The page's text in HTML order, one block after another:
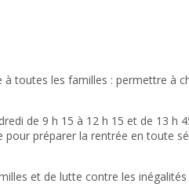
toutes les familles : permettre à
de 9 h 15 à 12 h 15 et de 13 h
préparer la rentrée en toute
et de lutte contre les